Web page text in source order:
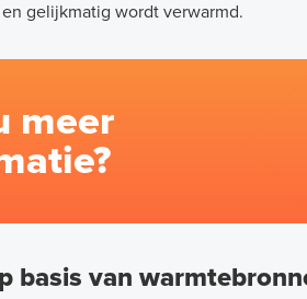
gelijkmatig wordt verwarmd.
meer
basis van